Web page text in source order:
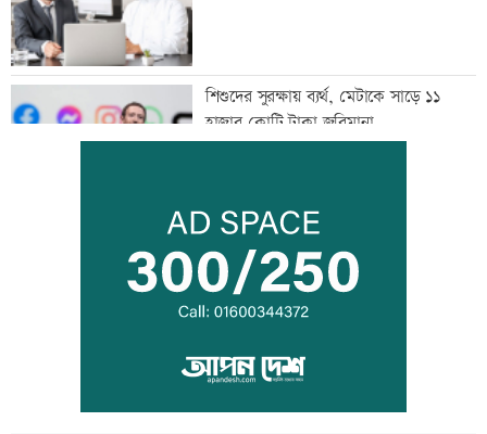
শিশুদের সুরক্ষায় ব্যর্থ, মেটাকে সাড়ে ১১
হাজার কোটি টাকা জরিমানা
এক দিনের ব্যবধানে কমলো স্বর্ণের দাম, আজ
থেকেই কার্যকর
বগি লাইনচ্যুত, ঢাকা-ময়মনসিংহ রেল চলাচল
বন্ধ